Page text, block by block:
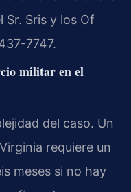
Sr. Sris y los Of
7747.
militar en el
del caso. Un
requiere un
meses si no hay